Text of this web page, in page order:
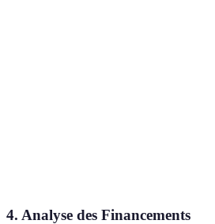
4. Analyse des Financements